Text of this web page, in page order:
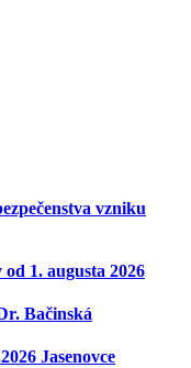
vzniku
1. augusta 2026
Bačinská
Jasenovce